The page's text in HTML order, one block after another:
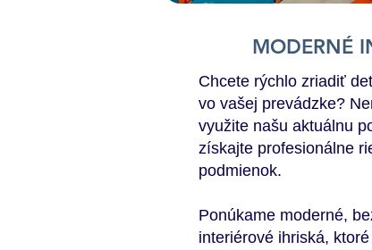
MODERNÉ
Chcete rýchlo zriadiť
vo vašej prevádzke?
využite našu aktuálnu
získajte profesionálne
podmienok.
Ponúkame moderné,
interiérové ihriská,